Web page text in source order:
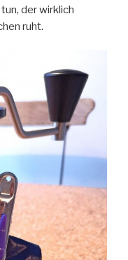
der wirklich
ruht.